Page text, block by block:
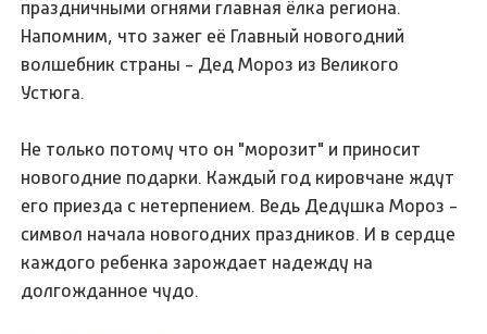
праздничными огнями главная ёлка региона.
Напомним, что зажег её Главный новогодний
волшебник страны - Дед Мороз из Великого
Устюга.
Не только потому что он "морозит" и приносит
новогодние подарки. Каждый год кировчане ждут
его приезда с нетерпением. Ведь Дедушка Мороз -
символ начала новогодних праздников. И в сердце
каждого ребенка зарождает надежду на
долгожданное чудо.